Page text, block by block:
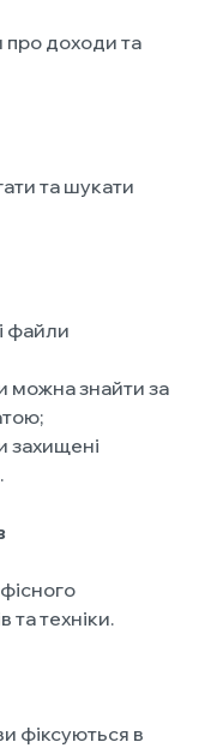
про доходи та
та шукати
файли
знайти за
захищені
та техніки.
фіксуються в